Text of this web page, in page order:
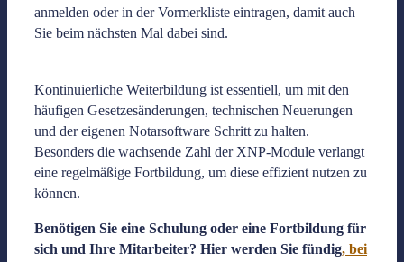
anmelden oder in der Vormerkliste eintragen, damit auch
Sie beim nächsten Mal dabei sind.
Kontinuierliche Weiterbildung ist essentiell, um mit den
häufigen Gesetzesänderungen, technischen Neuerungen
und der eigenen Notarsoftware Schritt zu halten.
Besonders die wachsende Zahl der XNP-Module verlangt
eine regelmäßige Fortbildung, um diese effizient nutzen zu
können.
Benötigen Sie eine Schulung oder eine Fortbildung für
sich und Ihre Mitarbeiter? Hier werden Sie fündig, bei